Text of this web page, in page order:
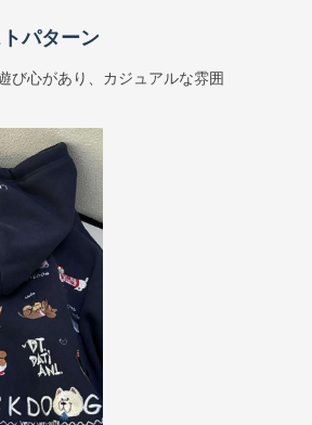
パターン
び心があり、カジュアルな雰囲